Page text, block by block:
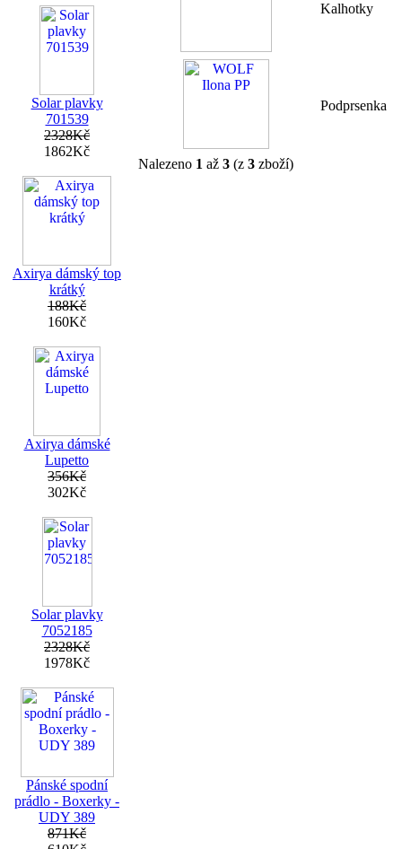
Solar plavky
701539
2328Kč
1862Kč
Axirya dámský top
krátký
188Kč
160Kč
Axirya dámské
Lupetto
356Kč
302Kč
Solar plavky
7052185
2328Kč
1978Kč
Pánské spodní
prádlo - Boxerky -
UDY 389
871Kč
Kalhotky
Podprsenka
Nalezeno 1 až 3 (z 3 zboží)